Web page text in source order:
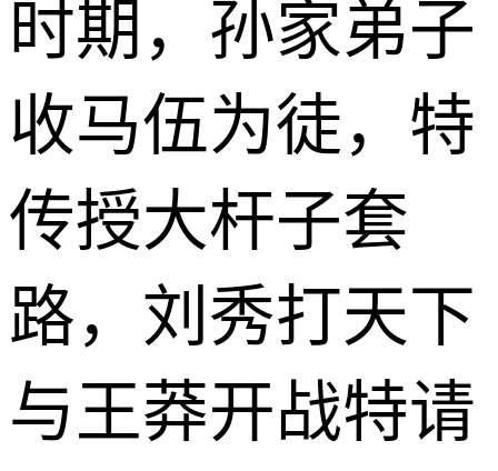
时期，孙家弟子
收马伍为徒，特
传授大杆子套
路，刘秀打天下
与王莽开战特请